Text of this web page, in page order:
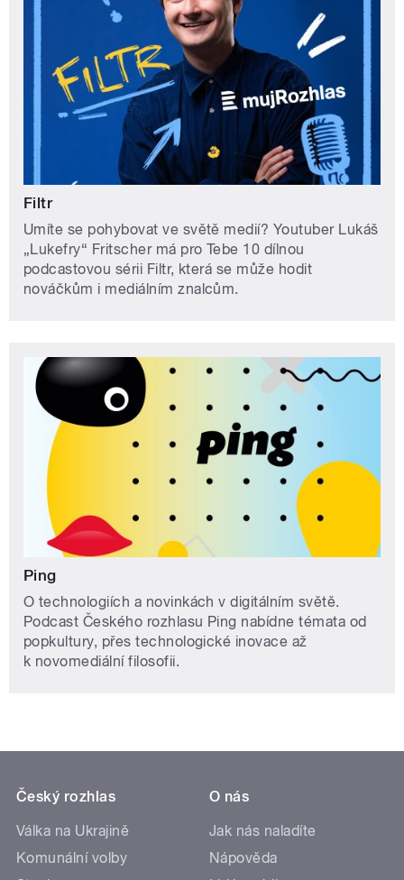
Filtr
Umíte se pohybovat ve světě medií? Youtuber Lukáš
„Lukefry“ Fritscher má pro Tebe 10 dílnou
podcastovou sérii Filtr, která se může hodit
nováčkům i mediálním znalcům.
Ping
O technologiích a novinkách v digitálním světě.
Podcast Českého rozhlasu Ping nabídne témata od
popkultury, přes technologické inovace až
k novomediální filosofii.
Český rozhlas
Válka na Ukrajině
Komunální volby
O nás
Jak nás naladíte
Nápověda